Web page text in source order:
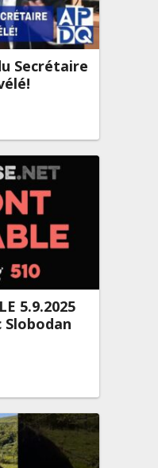
Secrétaire
5.9.2025